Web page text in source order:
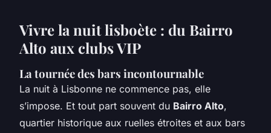
Vivre la nuit lisboète : du Bairro
Alto aux clubs VIP
La tournée des bars incontournable
La nuit à Lisbonne ne commence pas, elle
s’impose. Et tout part souvent du Bairro Alto,
quartier historique aux ruelles étroites et aux bars